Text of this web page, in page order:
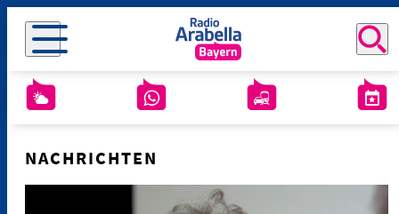
NACHRICHTEN